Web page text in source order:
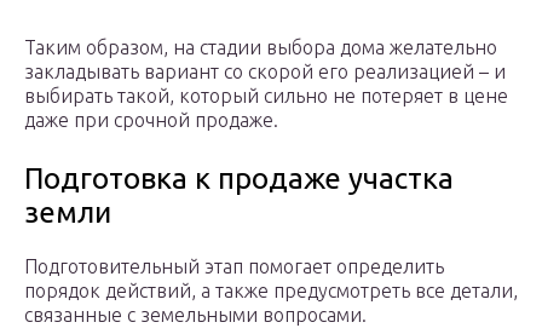
Таким образом, на стадии выбора дома желательно
закладывать вариант со скорой его реализацией – и
выбирать такой, который сильно не потеряет в цене
даже при срочной продаже.
Подготовка к продаже участка
земли
Подготовительный этап помогает определить
порядок действий, а также предусмотреть все детали,
связанные с земельными вопросами.